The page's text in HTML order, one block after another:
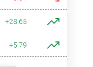
+28.65
+5.79